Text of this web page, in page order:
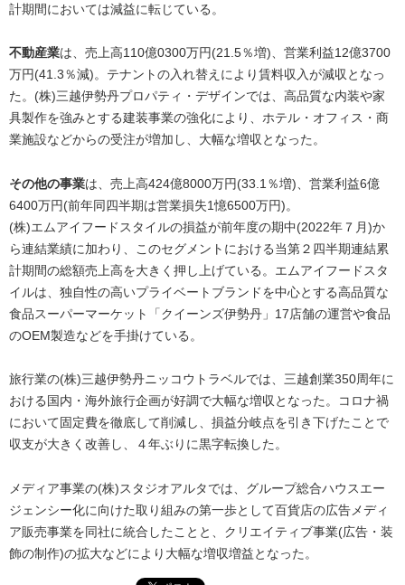
計期間においては減益に転じている。
不動産業は、売上高110億0300万円(21.5％増)、営業利益12億3700
万円(41.3％減)。テナントの入れ替えにより賃料収入が減収となっ
た。(株)三越伊勢丹プロパティ・デザインでは、高品質な内装や家
具製作を強みとする建装事業の強化により、ホテル・オフィス・商
業施設などからの受注が増加し、大幅な増収となった。
その他の事業は、売上高424億8000万円(33.1％増)、営業利益6億
6400万円(前年同四半期は営業損失1憶6500万円)。
(株)エムアイフードスタイルの損益が前年度の期中(2022年７月)か
ら連結業績に加わり、このセグメントにおける当第２四半期連結累
計期間の総額売上高を大きく押し上げている。エムアイフードスタ
イルは、独自性の高いプライベートブランドを中心とする高品質な
食品スーパーマーケット「クイーンズ伊勢丹」17店舗の運営や食品
のOEM製造などを手掛けている。
旅行業の(株)三越伊勢丹ニッコウトラベルでは、三越創業350周年に
おける国内・海外旅行企画が好調で大幅な増収となった。コロナ禍
において固定費を徹底して削減し、損益分岐点を引き下げたことで
収支が大きく改善し、４年ぶりに黒字転換した。
メディア事業の(株)スタジオアルタでは、グループ総合ハウスエー
ジェンシー化に向けた取り組みの第一歩として百貨店の広告メディ
ア販売事業を同社に統合したことと、クリエイティブ事業(広告・装
飾の制作)の拡大などにより大幅な増収増益となった。